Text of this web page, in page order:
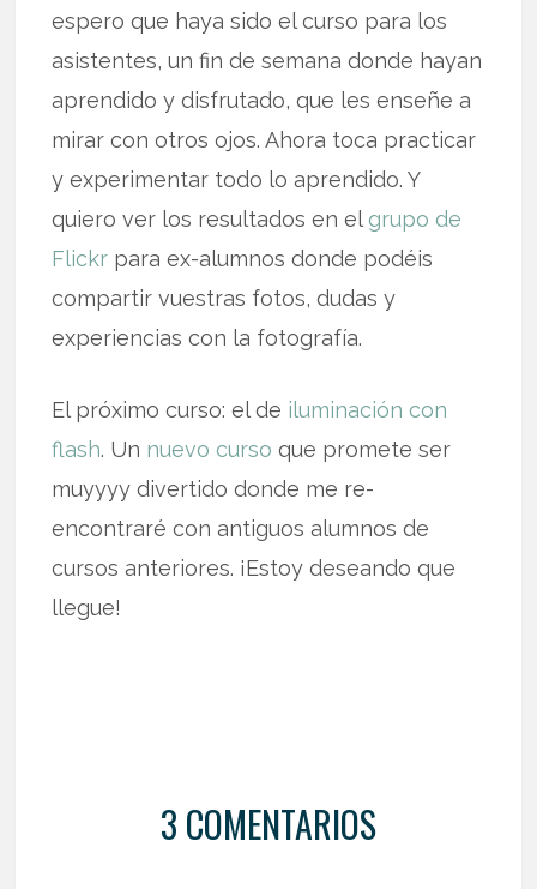
espero que haya sido el curso para los
asistentes, un fin de semana donde hayan
aprendido y disfrutado, que les enseñe a
mirar con otros ojos. Ahora toca practicar
y experimentar todo lo aprendido. Y
quiero ver los resultados en el grupo de
Flickr para ex-alumnos donde podéis
compartir vuestras fotos, dudas y
experiencias con la fotografía.
El próximo curso: el de iluminación con
flash. Un nuevo curso que promete ser
muyyyy divertido donde me re-
encontraré con antiguos alumnos de
cursos anteriores. ¡Estoy deseando que
llegue!
3 COMENTARIOS